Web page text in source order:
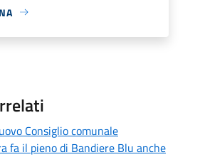
Consiglio comunale
fa il pieno di Bandiere Blu anche